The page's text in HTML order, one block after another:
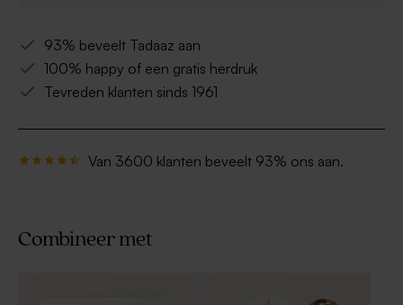
93% beveelt Tadaaz aan
100% happy of een gratis herdruk
Tevreden klanten sinds 1961
Van 3600 klanten beveelt 93% ons aan.
Combineer met